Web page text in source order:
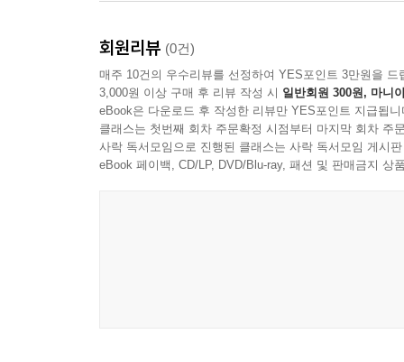
회원리뷰 (0건)
매주 10건의 우수리뷰를 선정하여 YES포인트 3만원을 드
3,000원 이상 구매 후 리뷰 작성 시 일반회원 300원, 마니
eBook은 다운로드 후 작성한 리뷰만 YES포인트 지급됩니
클래스는 첫번째 회차 주문확정 시점부터 마지막 회차 주
사락 독서모임으로 진행된 클래스는 사락 독서모임 게시
eBook 페이백, CD/LP, DVD/Blu-ray, 패션 및 판매금지 상